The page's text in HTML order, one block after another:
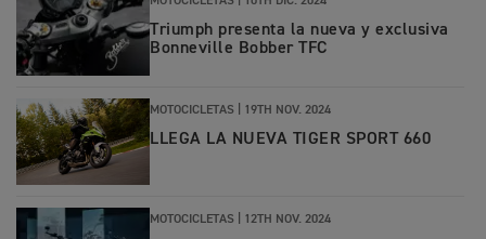
Triumph presenta la nueva y exclusiva
Bonneville Bobber TFC
MOTOCICLETAS | 19TH NOV. 2024
LLEGA LA NUEVA TIGER SPORT 660
MOTOCICLETAS | 12TH NOV. 2024